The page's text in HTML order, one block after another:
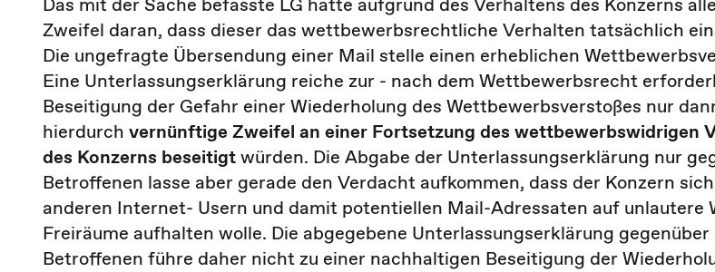
Zweifel daran, dass dieser das wettbewerbsrechtliche Verhalten tatsächlich
Die ungefragte Übersendung einer Mail stelle einen erheblichen
Eine Unterlassungserklärung reiche zur - nach dem Wettbewerbsrecht
Beseitigung der Gefahr einer Wiederholung des Wettbewerbsverstoßes nur
hierdurch vernünftige Zweifel an einer Fortsetzung des wettbewerbswidrigen
des Konzerns beseitigtwürden. Die Abgabe der Unterlassungserklärung nur
Betroffenen lasse aber gerade den Verdacht aufkommen, dass der Konzern
anderen Internet- Usern und damit potentiellen Mail-Adressaten auf unlautere
Freiräume aufhalten wolle. Die abgegebene Unterlassungserklärung gegenüber
Betroffenen führe daher nicht zu einer nachhaltigen Beseitigung der